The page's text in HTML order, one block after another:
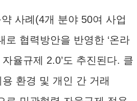
사례(4개 분야 50여 사업
로 협력방안을 반영한 ‘온라
율규제 2.0’도 추진된다. 클
환경 및 개인 간 거래